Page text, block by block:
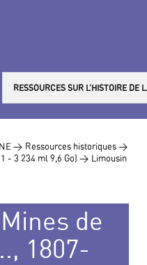
RESSOURCES SUR L’HISTOIRE DE
> Ressources historiques >
- 3 234 ml 9,6 Go) > Limousin
de
1807-